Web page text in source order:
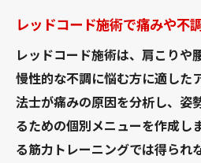
レッドコード施術で痛みや不
レッドコード施術は、肩こりや
慢性的な不調に悩む方に適した
法士が痛みの原因を分析し、姿
るための個別メニューを作成し
る筋力トレーニングでは得られ